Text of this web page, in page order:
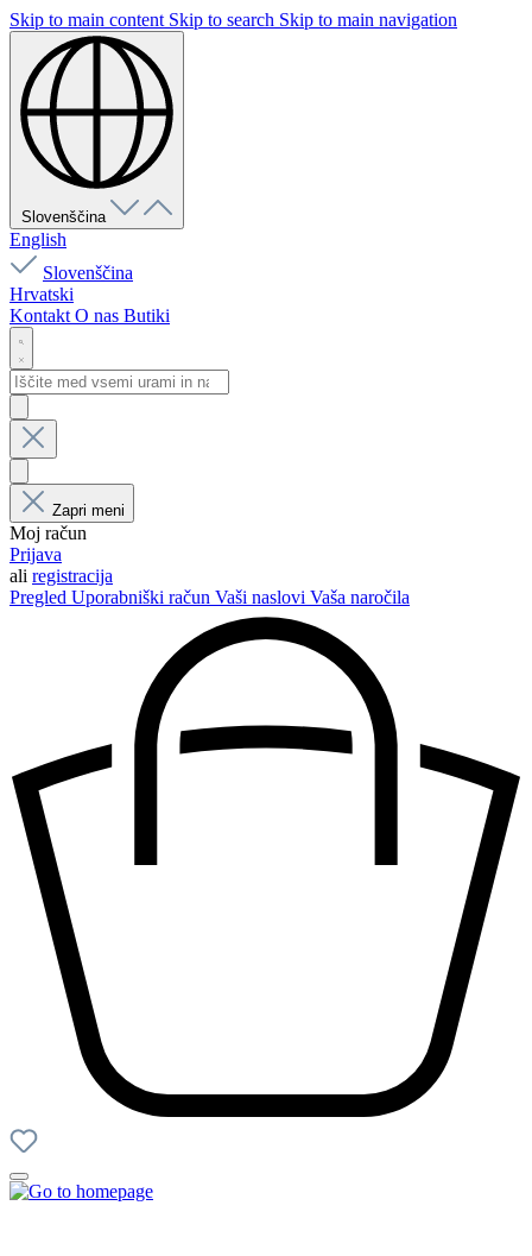
Skip to main content Skip to search Skip to main navigation
Slovenščina
English
Slovenščina
Hrvatski
Kontakt O nas Butiki
Zapri meni
Moj račun
Prijava
ali registracija
Pregled Uporabniški račun Vaši naslovi Vaša naročila